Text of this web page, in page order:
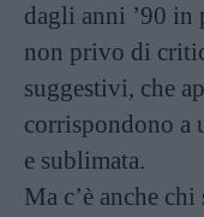
dagli anni ’90 in
non privo di
suggestivi, che
corrispondono a
e sublimata.
Ma c’è anche